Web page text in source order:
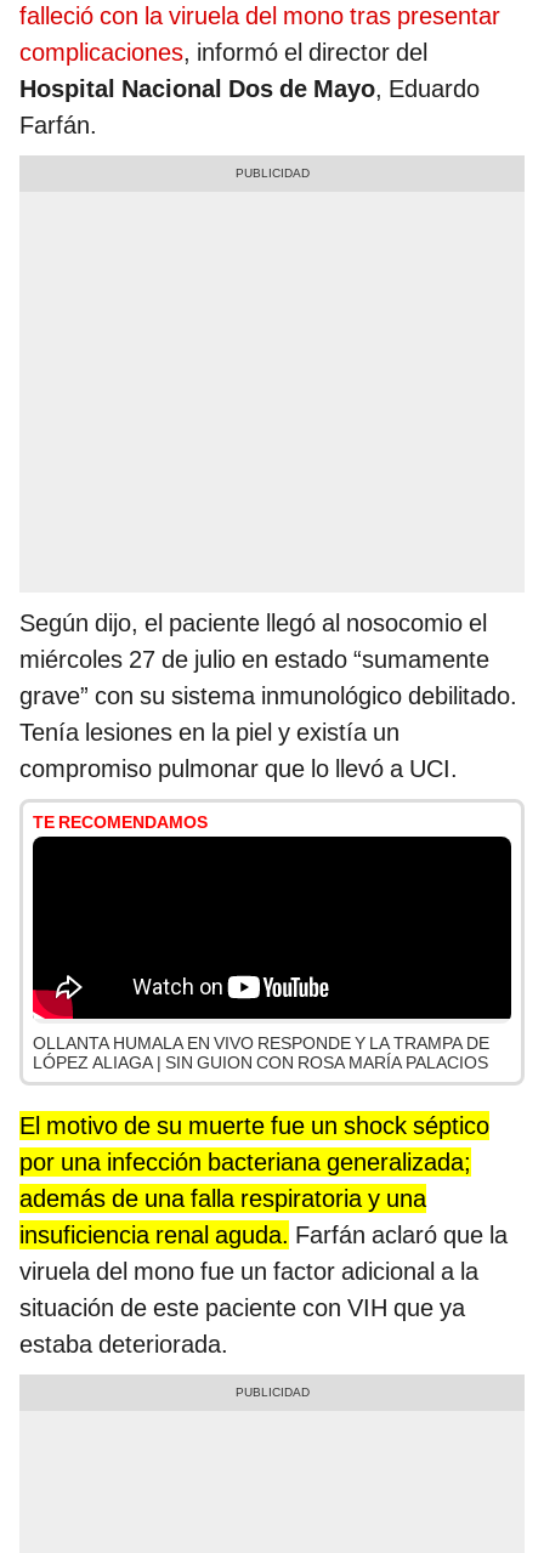
falleció con la viruela del mono tras presentar
complicaciones, informó el director del
Hospital Nacional Dos de Mayo, Eduardo
Farfán.
Según dijo, el paciente llegó al nosocomio el
miércoles 27 de julio en estado “sumamente
grave” con su sistema inmunológico debilitado.
Tenía lesiones en la piel y existía un
compromiso pulmonar que lo llevó a UCI.
TE RECOMENDAMOS
OLLANTA HUMALA EN VIVO RESPONDE Y LA TRAMPA DE
LÓPEZ ALIAGA | SIN GUION CON ROSA MARÍA PALACIOS
El motivo de su muerte fue un shock séptico
por una infección bacteriana generalizada;
además de una falla respiratoria y una
insuficiencia renal aguda. Farfán aclaró que la
viruela del mono fue un factor adicional a la
situación de este paciente con VIH que ya
estaba deteriorada.